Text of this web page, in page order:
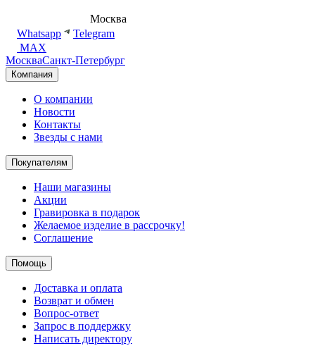
Москва
Whatsapp
Telegram
MAX
МоскваСанкт-Петербург
Компания
О компании
Новости
Контакты
Звезды с нами
Покупателям
Наши магазины
Акции
Гравировка в подарок
Желаемое изделие в рассрочку!
Соглашение
Помощь
Доставка и оплата
Возврат и обмен
Вопрос-ответ
Запрос в поддержку
Написать директору